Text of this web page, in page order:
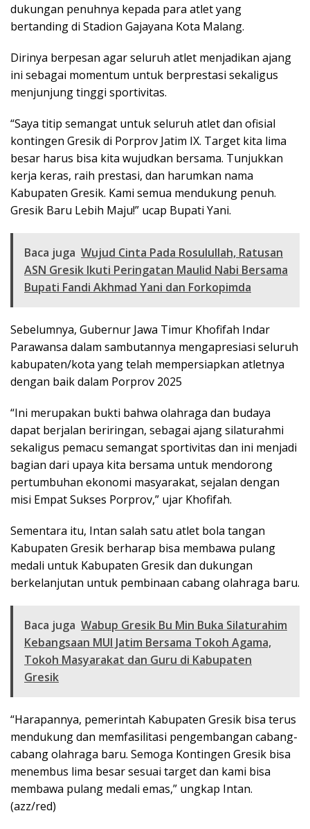
dukungan penuhnya kepada para atlet yang
bertanding di Stadion Gajayana Kota Malang.
Dirinya berpesan agar seluruh atlet menjadikan ajang
ini sebagai momentum untuk berprestasi sekaligus
menjunjung tinggi sportivitas.
“Saya titip semangat untuk seluruh atlet dan ofisial
kontingen Gresik di Porprov Jatim IX. Target kita lima
besar harus bisa kita wujudkan bersama. Tunjukkan
kerja keras, raih prestasi, dan harumkan nama
Kabupaten Gresik. Kami semua mendukung penuh.
Gresik Baru Lebih Maju!” ucap Bupati Yani.
Baca juga Wujud Cinta Pada Rosulullah, Ratusan
ASN Gresik Ikuti Peringatan Maulid Nabi Bersama
Bupati Fandi Akhmad Yani dan Forkopimda
Sebelumnya, Gubernur Jawa Timur Khofifah Indar
Parawansa dalam sambutannya mengapresiasi seluruh
kabupaten/kota yang telah mempersiapkan atletnya
dengan baik dalam Porprov 2025
“Ini merupakan bukti bahwa olahraga dan budaya
dapat berjalan beriringan, sebagai ajang silaturahmi
sekaligus pemacu semangat sportivitas dan ini menjadi
bagian dari upaya kita bersama untuk mendorong
pertumbuhan ekonomi masyarakat, sejalan dengan
misi Empat Sukses Porprov,” ujar Khofifah.
Sementara itu, Intan salah satu atlet bola tangan
Kabupaten Gresik berharap bisa membawa pulang
medali untuk Kabupaten Gresik dan dukungan
berkelanjutan untuk pembinaan cabang olahraga baru.
Baca juga Wabup Gresik Bu Min Buka Silaturahim
Kebangsaan MUI Jatim Bersama Tokoh Agama,
Tokoh Masyarakat dan Guru di Kabupaten
Gresik
“Harapannya, pemerintah Kabupaten Gresik bisa terus
mendukung dan memfasilitasi pengembangan cabang-
cabang olahraga baru. Semoga Kontingen Gresik bisa
menembus lima besar sesuai target dan kami bisa
membawa pulang medali emas,” ungkap Intan.
(azz/red)